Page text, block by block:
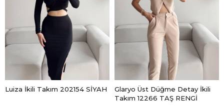
Luiza İkili Takım 202154 SİYAH
Glaryo Üst Düğme Detay İkili
Takım 12266 TAŞ RENGİ